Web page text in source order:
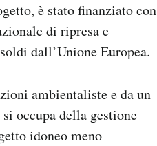
è stato finanziato con
di ripresa e
dall’Unione Europea.
ambientaliste e da un
occupa della gestione
idoneo meno